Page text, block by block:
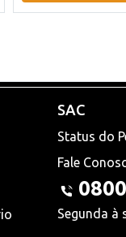
SAC
Status do
Fale
Segunda à